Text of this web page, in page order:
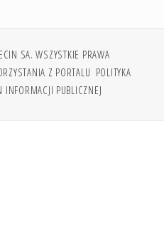
SA. WSZYSTKIE PRAWA
Z PORTALU POLITYKA
INFORMACJI PUBLICZNEJ